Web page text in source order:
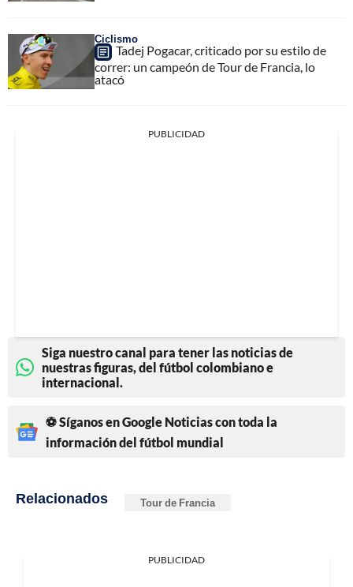
Ciclismo
Tadej Pogacar, criticado por su estilo de
correr: un campeón de Tour de Francia, lo
atacó
PUBLICIDAD
Siga nuestro canal para tener las noticias de
nuestras figuras, del fútbol colombiano e
internacional.
⚽ Síganos en Google Noticias con toda la
información del fútbol mundial
Relacionados Tour de Francia
PUBLICIDAD